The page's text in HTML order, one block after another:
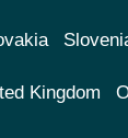
Kingdom